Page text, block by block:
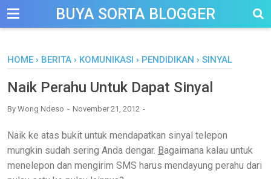
--> BUYA SORTA BLOGGER
HOME › BERITA › KOMUNIKASI › PENDIDIKAN › SINYAL
Naik Perahu Untuk Dapat Sinyal
By Wong Ndeso November 21, 2012
Naik ke atas bukit untuk mendapatkan sinyal telepon
mungkin sudah sering Anda dengar. Bagaimana kalau untuk
menelepon dan mengirim SMS harus mendayung perahu dari